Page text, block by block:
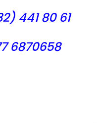
44180 61
6870658